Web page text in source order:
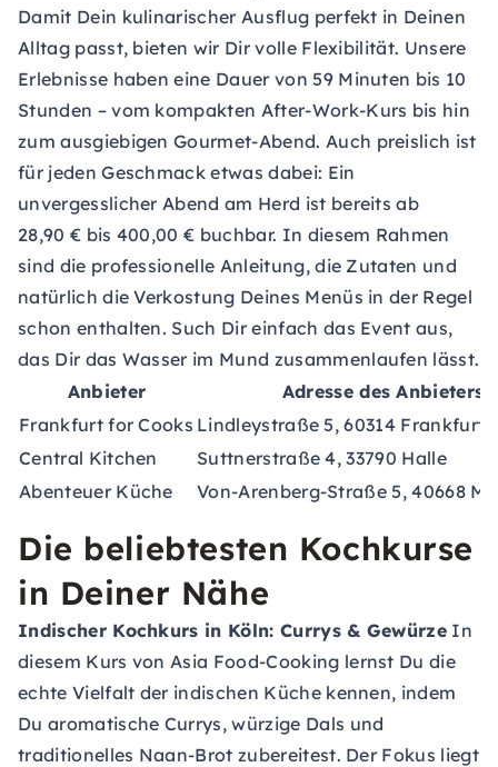
Damit Dein kulinarischer Ausflug perfekt in Deinen
Alltag passt, bieten wir Dir volle Flexibilität. Unsere
Erlebnisse haben eine Dauer von 59 Minuten bis 10
Stunden – vom kompakten After-Work-Kurs bis hin
zum ausgiebigen Gourmet-Abend. Auch preislich ist
für jeden Geschmack etwas dabei: Ein
unvergesslicher Abend am Herd ist bereits ab
28,90 € bis 400,00 € buchbar. In diesem Rahmen
sind die professionelle Anleitung, die Zutaten und
natürlich die Verkostung Deines Menüs in der Regel
schon enthalten. Such Dir einfach das Event aus,
das Dir das Wasser im Mund zusammenlaufen lässt.
Anbieter
Adresse des Anbieters
Frankfurt for Cooks Lindleystraße 5, 60314 Frankfurt
Central Kitchen
Suttnerstraße 4, 33790 Halle
Abenteuer Küche
Von-Arenberg-Straße 5, 40668
Die beliebtesten Kochkurse
in Deiner Nähe
Indischer Kochkurs in Köln: Currys & Gewürze In
diesem Kurs vonAsia Food-Cooking lernst Du die
echte Vielfalt der indischen Küche kennen, indem
Du aromatische Currys, würzige Dals und
traditionelles Naan-Brot zubereitest. Der Fokus liegt